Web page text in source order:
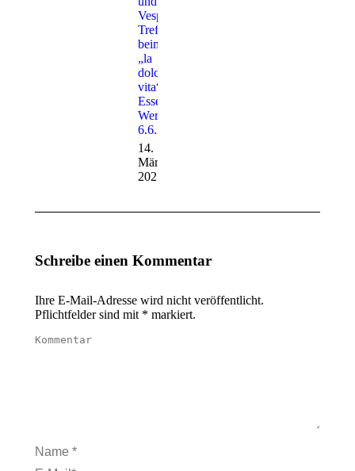
Vespa-
Treffen
beim
„la
dolce
vita“ in
Essen
Werden
6.6.25
14.
März
2025
Schreibe einen Kommentar
Ihre E-Mail-Adresse wird nicht veröffentlicht.
Pflichtfelder sind mit * markiert.
Kommentar
Name *